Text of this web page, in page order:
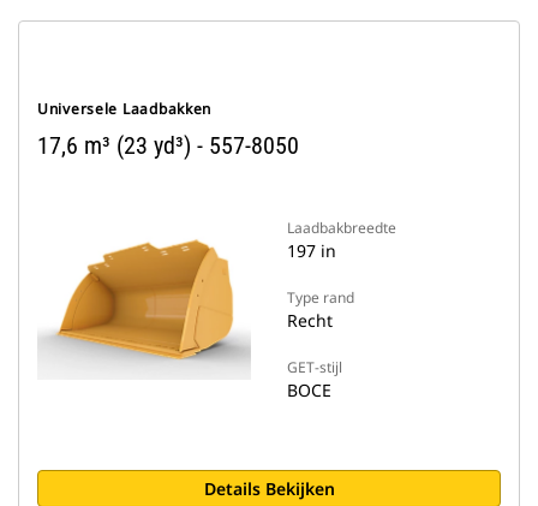
Universele Laadbakken
17,6 m³ (23 yd³) - 557-8050
Laadbakbreedte
197 in
Type rand
Recht
GET-stijl
BOCE
Details Bekijken